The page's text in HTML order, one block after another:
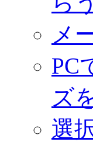
メ
PC
ズ
選